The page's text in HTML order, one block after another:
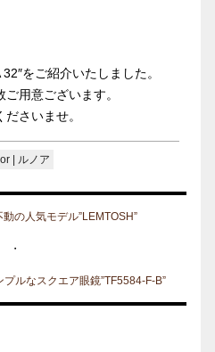
をご紹介いたしました。
用意ございます。
さいませ。
| ルノア
の人気モデル”LEMTOSH”
・
ルなスクエア眼鏡”TF5584-F-B”